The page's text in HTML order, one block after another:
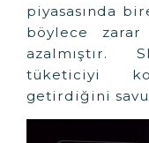
piyasasında
böylece zarar
azalmıştır.
tüketiciyi
getirdiğini